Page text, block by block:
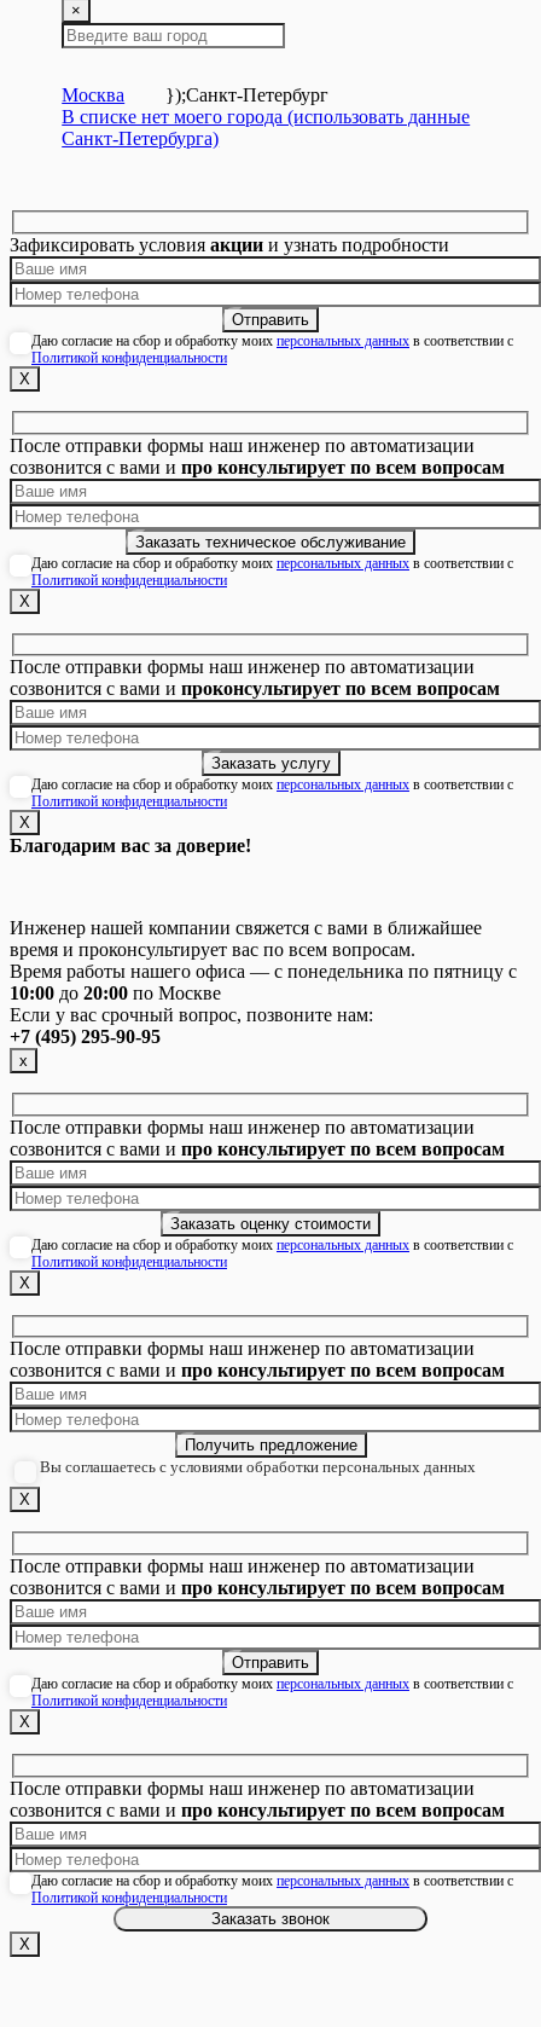
×
Москва });Санкт-Петербург
В списке нет моего города (использовать данные
Санкт-Петербурга)
Зафиксировать условия акции и узнать подробности
Даю согласие на сбор и обработку моих персональных данных в соответствии с
Политикой конфиденциальности
Х
После отправки формы наш инженер по автоматизации
созвонится с вами и про консультирует по всем вопросам
Даю согласие на сбор и обработку моих персональных данных в соответствии с
Политикой конфиденциальности
Х
После отправки формы наш инженер по автоматизации
созвонится с вами и проконсультирует по всем вопросам
Даю согласие на сбор и обработку моих персональных данных в соответствии с
Политикой конфиденциальности
Х
Благодарим вас за доверие!
Инженер нашей компании свяжется с вами в ближайшее
время и проконсультирует вас по всем вопросам.
Время работы нашего офиса — с понедельника по пятницу с
10:00 до 20:00 по Москве
Если у вас срочный вопрос, позвоните нам:
+7 (495) 295-90-95
х
После отправки формы наш инженер по автоматизации
созвонится с вами и про консультирует по всем вопросам
Даю согласие на сбор и обработку моих персональных данных в соответствии с
Политикой конфиденциальности
Х
После отправки формы наш инженер по автоматизации
созвонится с вами и про консультирует по всем вопросам
Вы соглашаетесь с условиями обработки персональных данных
Х
После отправки формы наш инженер по автоматизации
созвонится с вами и про консультирует по всем вопросам
Даю согласие на сбор и обработку моих персональных данных в соответствии с
Политикой конфиденциальности
Х
После отправки формы наш инженер по автоматизации
созвонится с вами и про консультирует по всем вопросам
Даю согласие на сбор и обработку моих персональных данных в соответствии с
Политикой конфиденциальности
Х